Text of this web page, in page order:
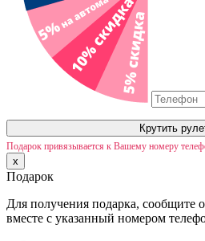
Крутить
Подарок привязывается к Вашему номеру
x
Подарок
Для получения подарка, сообщите
вместе с указанный номером